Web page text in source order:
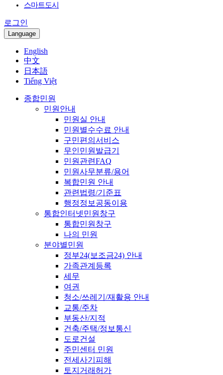
스마트도시
로그인
Language
English
中文
日本語
Tiếng Việt
종합민원
민원안내
민원실 안내
민원별수수료 안내
구민편의서비스
무인민원발급기
민원관련FAQ
민원사무분류/용어
복합민원 안내
관련법령/기준표
행정정보공동이용
통합인터넷민원창구
통합민원창구
나의 민원
분야별민원
정부24(보조금24) 안내
가족관계등록
세무
여권
청소/쓰레기/재활용 안내
교통/주차
부동산/지적
건축/주택/정보통신
도로건설
주민센터 민원
전세사기피해
토지거래허가